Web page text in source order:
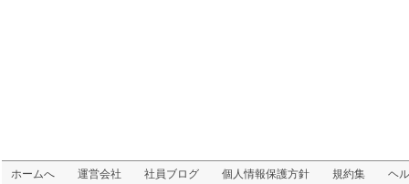
ホームへ 運営会社 社員ブログ 個人情報保護方針 規約集 ヘ